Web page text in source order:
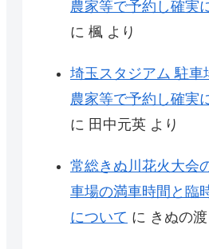
農家等で予約し確実
に 楓 より
埼玉スタジアム 駐車
農家等で予約し確実
に 田中元英 より
常総きぬ川花火大会
車場の満車時間と臨
について に きぬの